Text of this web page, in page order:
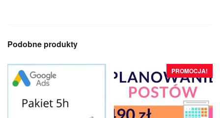
Podobne produkty
PROMOCJA!